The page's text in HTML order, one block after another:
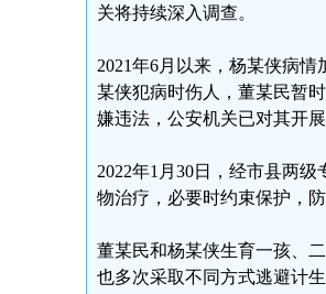
关将持续深入调查。
2021年6月以来，杨某侠病
某侠犯病时伤人，董某民暂
嫌违法，公安机关已对其开
2022年1月30日，经市县两
物治疗，必要时约束保护，
董某民和杨某侠生育一孩、
也多次采取不同方式逃避计